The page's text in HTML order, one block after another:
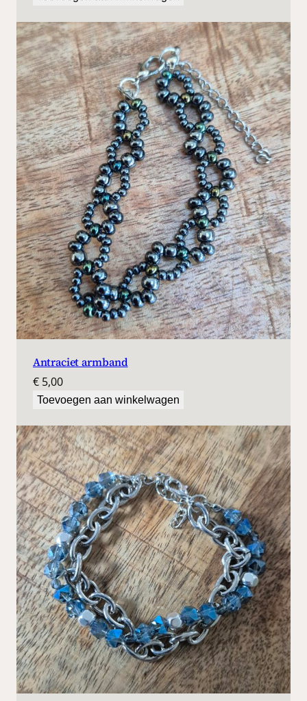
Antraciet armband
€ 5,00
Toevoegen aan winkelwagen